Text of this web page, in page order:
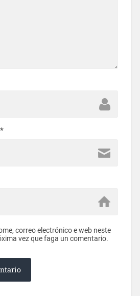
*
correo electrónico e web neste
vez que faga un comentario.